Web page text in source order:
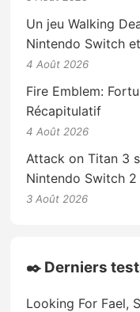
Un jeu Walking
Nintendo Switch
4 Août 2026
Fire Emblem:
Récapitulatif
4 Août 2026
Attack on Titan 3
Nintendo Switch 2
3 Août 2026
✒️ Derniers
Looking For Fael,